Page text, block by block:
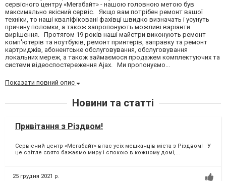
сервісного центру «Мегабайт» - нашою головною метою був
максимально якісний сервіс. Якщо вам потрібен ремонт вашої
техніки, то наші кваліфіковані фахівці швидко визначать і усунуть
причину поломки, а також запропонують можливі варіанти
вирішення. Протягом 19 років наші майстри виконують ремонт
комп'ютерів та ноутбуків, ремонт принтерів, заправку та ремонт
картриджів, абонентське обслуговування, обслуговування
локальних мереж, а також займаємося продажем комплектуючих та
системи відеоспостереження Ajax. Ми пропонуємо...
Показати повний опис
Новини та статті
Привітання з Різдвом!
Сервісний центр «Мегабайт» вітає усіх мешканців міста з Різдвом! У
це світле свято бажаємо миру і спокою в кожному домі,...
25 грудня 2021 р.